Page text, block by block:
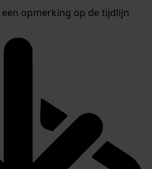
opmerking op de tijdlijn